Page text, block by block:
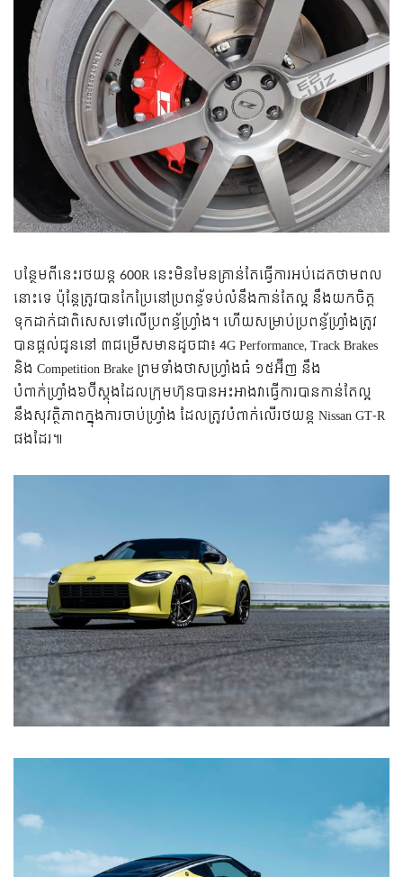
បន្ថែមពីនេះរថយន្ត 600R នេះមិនមែនគ្រាន់តែធ្វើការអប់ដេតថាមពល
នោះទេ ប៉ុន្តែ​ត្រូវបានកែប្រែនៅ​ប្រពន្ធ័ទប់លំនឹងកាន់តែល្អ នឹង​​យក​ចិត្ត
ទុកដាក់ជា​ពិសេស​ទៅ​លើ​ប្រពន្ធ័​ហ្វ្រាំង។ ហើយសម្រាប់ប្រពន្ធ័ហ្វ្រាំង​ត្រូវ
បានផ្តល់​ជូន​នៅ​​ ៣​ជម្រើសមានដូចជា៖ 4G Performance, Track Brakes
និង Competition Brake ព្រមទាំង​ថាសហ្វ្រាំង​ធំ ១៥អ៊ីញ នឹង
បំពាក់ហ្វ្រាំង៦​ប៊ីស្តុង​ដែល​ក្រុម​ហ៊ុន​បាន​អះអាង​វា​ធ្វើការបានកាន់​តែ​ល្អ
នឹងសុវត្ថិភាព​ក្នុង​ការចាប់ហ្វ្រាំង ដែលត្រូវបំពាក់លើ​រថយន្ត Nissan GT-R
ផងដែរ៕